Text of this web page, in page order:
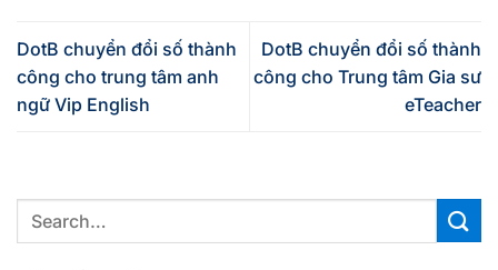
DotB chuyển đổi số thành
công cho trung tâm anh
ngữ Vip English
DotB chuyển đổi số thành
công cho Trung tâm Gia sư
eTeacher